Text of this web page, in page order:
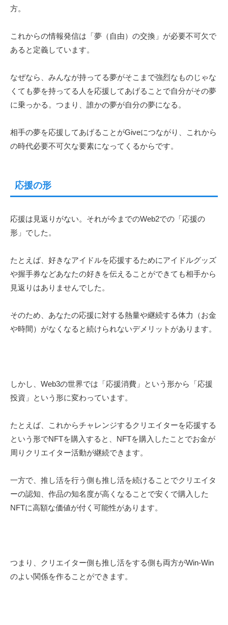
方。
これからの情報発信は「夢（自由）の交換」が必要不可欠で
あると定義しています。
なぜなら、みんなが持ってる夢がそこまで強烈なものじゃな
くても夢を持ってる人を応援してあげることで自分がその夢
に乗っかる。つまり、誰かの夢が自分の夢になる。
相手の夢を応援してあげることがGiveにつながり、これから
の時代必要不可欠な要素になってくるからです。
応援の形
応援は見返りがない。それが今までのWeb2での「応援の
形」でした。
たとえば、好きなアイドルを応援するためにアイドルグッズ
や握手券などあなたの好きを伝えることができても相手から
見返りはありませんでした。
そのため、あなたの応援に対する熱量や継続する体力（お金
や時間）がなくなると続けられないデメリットがあります。
しかし、Web3の世界では「応援消費」という形から「応援
投資」という形に変わっています。
たとえば、これからチャレンジするクリエイターを応援する
という形でNFTを購入すると、NFTを購入したことでお金が
周りクリエイター活動が継続できます。
一方で、推し活を行う側も推し活を続けることでクリエイタ
ーの認知、作品の知名度が高くなることで安くで購入した
NFTに高額な価値が付く可能性があります。
つまり、クリエイター側も推し活をする側も両方がWin-Win
のよい関係を作ることができます。